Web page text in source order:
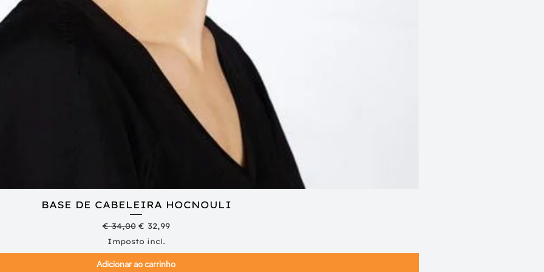
Visualização rápida
BASE DE CABELEIRA HOCNOULI
Preço normal
€ 34,00 Preço promocional
€ 32,99
Imposto incl.
Adicionar ao carrinho